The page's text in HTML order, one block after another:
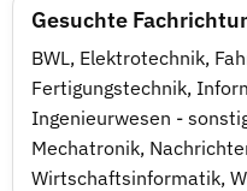
Gesuchte
BWL, Elektrotechnik,
Fertigungstechnik,
Ingenieurwesen -
Mechatronik,
Wirtschaftsinformatik,